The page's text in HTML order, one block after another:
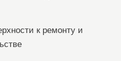
к ремонту и